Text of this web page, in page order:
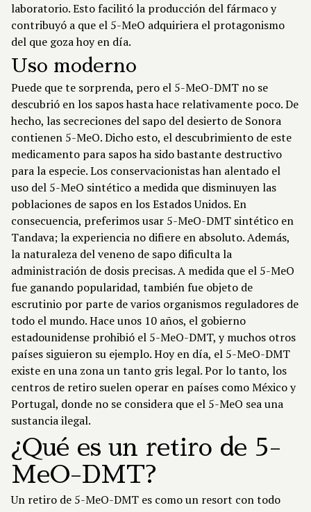
laboratorio. Esto facilitó la producción del fármaco y
contribuyó a que el 5-MeO adquiriera el protagonismo
del que goza hoy en día.
Uso moderno
Puede que te sorprenda, pero el 5-MeO-DMT no se
descubrió en los sapos hasta hace relativamente poco. De
hecho, las secreciones del sapo del desierto de Sonora
contienen 5-MeO. Dicho esto, el descubrimiento de este
medicamento para sapos ha sido bastante destructivo
para la especie. Los conservacionistas han alentado el
uso del 5-MeO sintético a medida que disminuyen las
poblaciones de sapos en los Estados Unidos. En
consecuencia, preferimos usar 5-MeO-DMT sintético en
Tandava; la experiencia no difiere en absoluto. Además,
la naturaleza del veneno de sapo dificulta la
administración de dosis precisas. A medida que el 5-MeO
fue ganando popularidad, también fue objeto de
escrutinio por parte de varios organismos reguladores de
todo el mundo. Hace unos 10 años, el gobierno
estadounidense prohibió el 5-MeO-DMT, y muchos otros
países siguieron su ejemplo. Hoy en día, el 5-MeO-DMT
existe en una zona un tanto gris legal. Por lo tanto, los
centros de retiro suelen operar en países como México y
Portugal, donde no se considera que el 5-MeO sea una
sustancia ilegal.
¿Qué es un retiro de 5-
MeO-DMT?
Un retiro de 5-MeO-DMT es como un resort con todo